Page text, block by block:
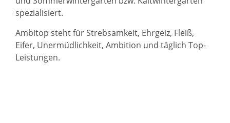
spezialisiert.
Ambitop steht für Strebsamkeit, Ehrgeiz, Fleiß,
Eifer, Unermüdlichkeit, Ambition und täglich Top-
Leistungen.